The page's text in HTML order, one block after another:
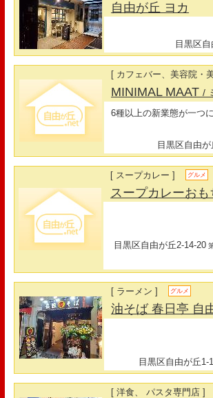
自由が丘 ヨカ
目黒区
[ カフェバー、美容院・
MINIMAL MAAT/
6種以上の新業態が一つ
目黒区自由
[ スープカレー ] グルメ
スープカレーおも
目黒区自由が丘2-14-20
[ ラーメン ] グルメ
油そば 春日亭 自
目黒区自由が丘1-
[ 洋食、 パスタ専門店 ]